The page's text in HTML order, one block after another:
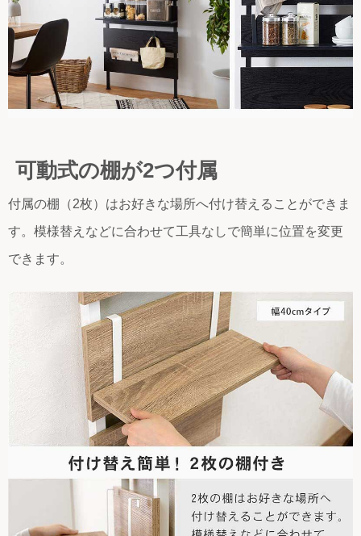
可動式の棚が2つ付属
付属の棚（2枚）はお好きな場所へ付け替えることができま
す。模様替えなどに合わせて工具なしで簡単に位置を変更
できます。